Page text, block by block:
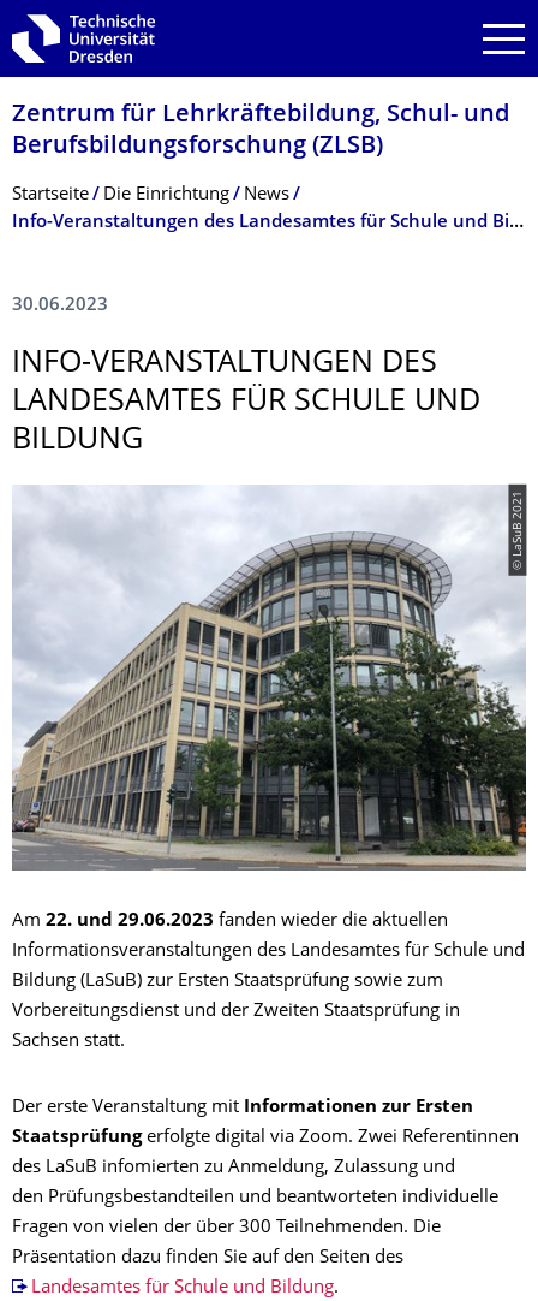
Zur Hauptnavigation springen
Zur Suche springen
Zum Inhalt springen
Zentrum für Lehrkräftebildung, Schul- und
Berufsbildungsfor­schung (ZLSB)
Breadcrumb-Menü
Startseite Die Einrichtung
News
Info-Veranstaltungen des Landesamtes für Schule und Bildung
30.06.2023
INFO-VERANSTALTUNGEN DES
LANDESAMTES FÜR SCHULE UND
BILDUNG
© LaSuB 2021
Am 22. und 29.06.2023 fanden wieder die aktuellen
Informationsveranstaltungen des Landesamtes für Schule und
Bildung (LaSuB) zur Ersten Staatsprüfung sowie zum
Vorbereitungsdienst und der Zweiten Staatsprüfung in
Sachsen statt.
Der erste Veranstaltung mit Informationen zur Ersten
Staatsprüfungerfolgte digital via Zoom. Zwei Referentinnen
des LaSuB infomierten zu Anmeldung, Zulassung und
den Prüfungsbestandteilen und beantworteten individuelle
Fragen von vielen der über 300 Teilnehmenden. Die
Präsentation dazu finden Sie auf den Seiten des
Landesamtes für Schule und Bildung.